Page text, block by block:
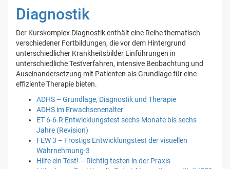
Diagnostik
Der Kurskomplex Diagnostik enthält eine Reihe thematisch
verschiedener Fortbildungen, die vor dem Hintergrund
unterschiedlicher Krankheitsbilder Einführungen in
unterschiedliche Testverfahren, intensive Beobachtung und
Auseinandersetzung mit Patienten als Grundlage für eine
effiziente Therapie bieten.
ADHS – Grundlage, Diagnostik und Therapie
ADHS im Erwachsenenalter
ET 6-6-R Entwicklungstest sechs Monate bis sechs
Jahre (Revision)
FEW 3 – Frostigs Entwicklungstest der visuellen
Wahrnehmung-3
Hilfe ein Test! – Richtig testen in der Praxis